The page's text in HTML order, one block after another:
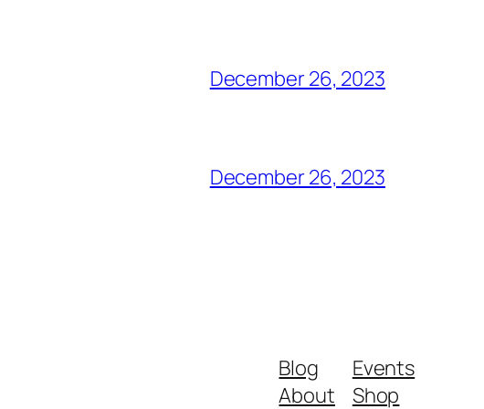
December 26, 2023
December 26, 2023
Blog
About
Events
Shop